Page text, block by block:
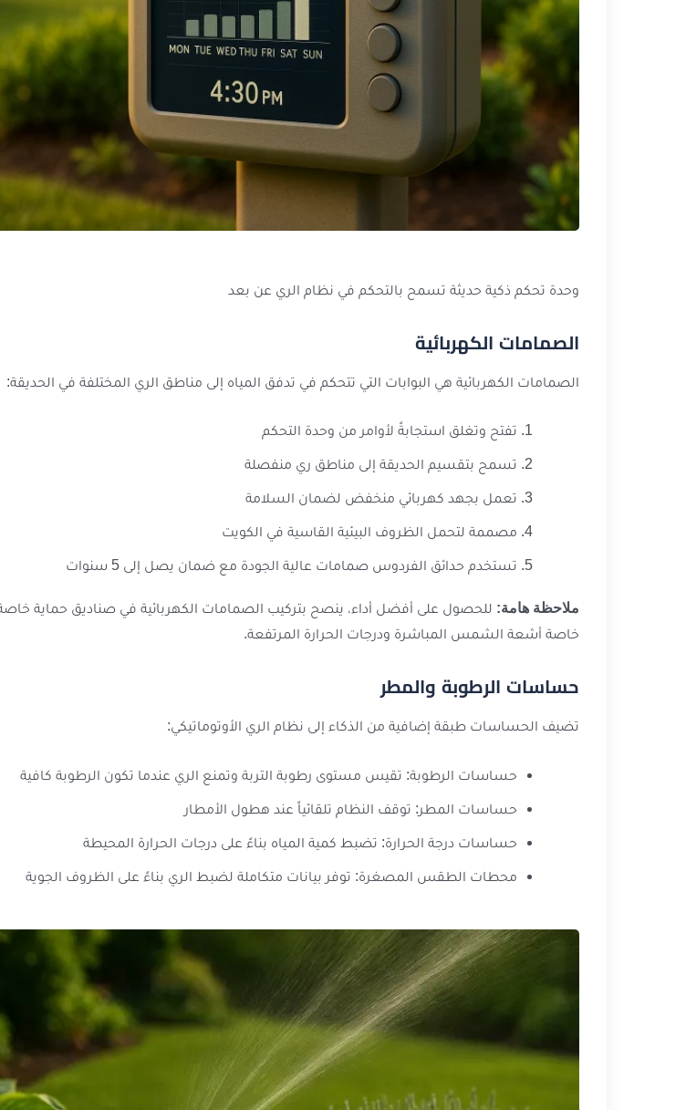
وحدة تحكم ذكية حديثة تسمح بالتحكم في نظام الري عن بعد
الصمامات الكهربائية
الصمامات الكهربائية هي البوابات التي تتحكم في تدفق المياه إلى مناطق الري المختلفة في الحديقة:
تفتح وتغلق استجابةً لأوامر من وحدة التحكم
تسمح بتقسيم الحديقة إلى مناطق ري منفصلة
تعمل بجهد كهربائي منخفض لضمان السلامة
مصممة لتحمل الظروف البيئية القاسية في الكويت
تستخدم حدائق الفردوس صمامات عالية الجودة مع ضمان يصل إلى 5 سنوات
ملاحظة هامة: للحصول على أفضل أداء، ينصح بتركيب الصمامات الكهربائية في صناديق حماية
خاصة أشعة الشمس المباشرة ودرجات الحرارة المرتفعة.
حساسات الرطوبة والمطر
تضيف الحساسات طبقة إضافية من الذكاء إلى نظام الري الأوتوماتيكي:
حساسات الرطوبة: تقيس مستوى رطوبة التربة وتمنع الري عندما تكون الرطوبة كافية
حساسات المطر: توقف النظام تلقائياً عند هطول الأمطار
حساسات درجة الحرارة: تضبط كمية المياه بناءً على درجات الحرارة المحيطة
محطات الطقس المصغرة: توفر بيانات متكاملة لضبط الري بناءً على الظروف الجوية